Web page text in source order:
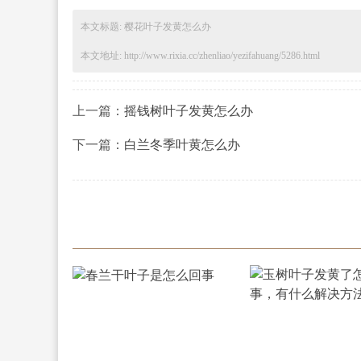
本文标题: 樱花叶子发黄怎么办
本文地址: http://www.rixia.cc/zhenliao/yezifahuang/5286.html
上一篇： 摇钱树叶子发黄怎么办
下一篇： 白兰冬季叶黄怎么办